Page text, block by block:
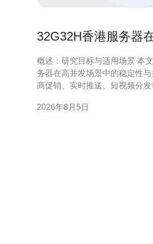
32G32H香港服务器
概述：研究目标与适用场景 本
务器在高并发场景中的稳定性
商促销、实时推送、短视频分
能与运维方案四个维度，评估在
2026年8月5日